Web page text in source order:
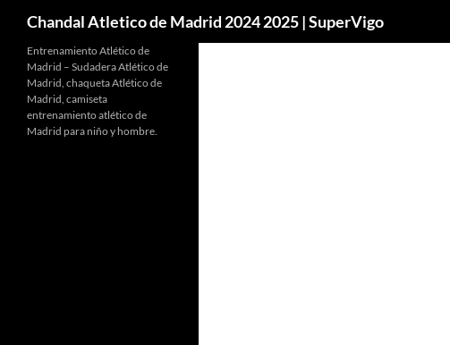
Chandal Atletico de Madrid 2024 2025 | SuperVigo
Entrenamiento Atlético de
Madrid – Sudadera Atlético de
Madrid, chaqueta Atlético de
Madrid, camiseta
entrenamiento atlético de
Madrid para niño y hombre.